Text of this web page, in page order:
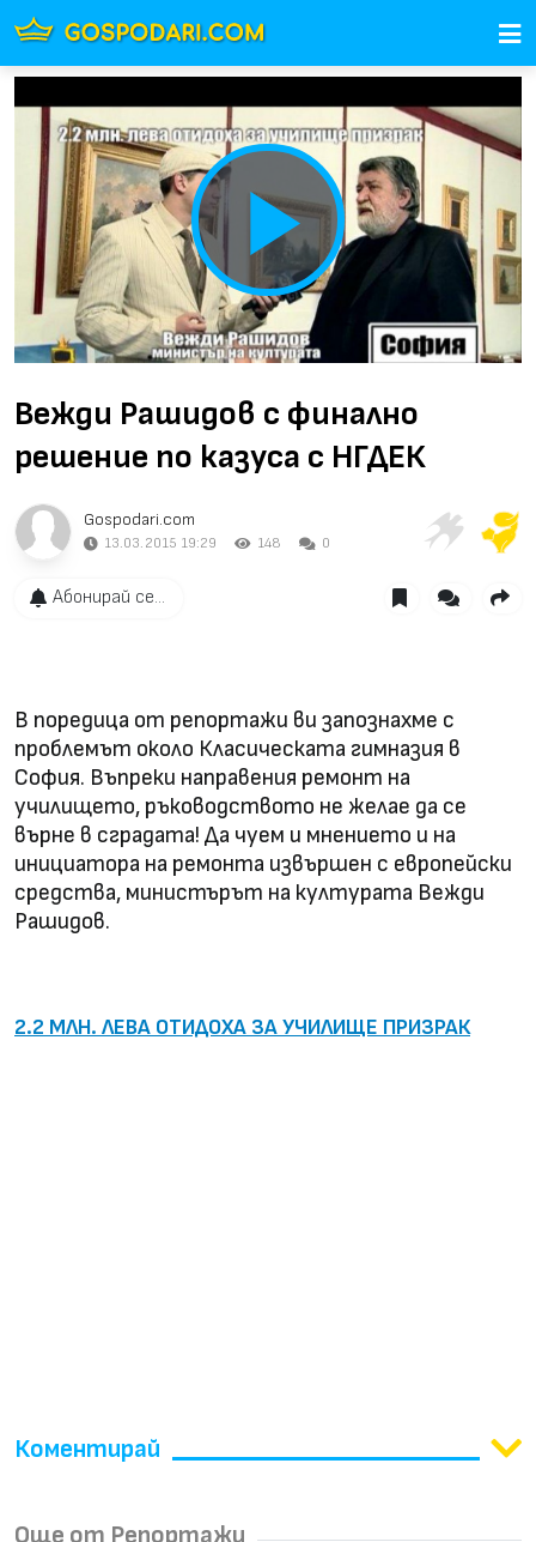
Play
Video
Вежди Рашидов с финално
решение по казуса с НГДЕК
Gospodari.com
13.03.2015 19:29 148 0
Абонирай се...
В поредица от репортажи ви запознахме с
проблемът около Класическата гимназия в
София. Въпреки направения ремонт на
училището, ръководството не желае да се
върне в сградата! Да чуем и мнението и на
инициатора на ремонта извършен с европейски
средства, министърът на културата Вежди
Рашидов.
2.2 МЛН. ЛЕВА ОТИДОХА ЗА УЧИЛИЩЕ ПРИЗРАК
Коментирай
Още от Репортажи